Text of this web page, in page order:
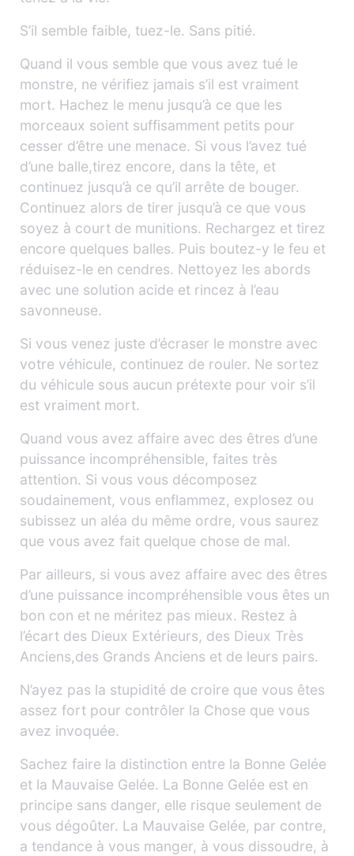
S’il semble faible, tuez-le. Sans pitié.
Quand il vous semble que vous avez tué le
monstre, ne vérifiez jamais s’il est vraiment
mort. Hachez le menu jusqu’à ce que les
morceaux soient suffisamment petits pour
cesser d’être une menace. Si vous l’avez tué
d’une balle,tirez encore, dans la tête, et
continuez jusqu’à ce qu’il arrête de bouger.
Continuez alors de tirer jusqu’à ce que vous
soyez à court de munitions. Rechargez et tirez
encore quelques balles. Puis boutez-y le feu et
réduisez-le en cendres. Nettoyez les abords
avec une solution acide et rincez à l’eau
savonneuse.
Si vous venez juste d’écraser le monstre avec
votre véhicule, continuez de rouler. Ne sortez
du véhicule sous aucun prétexte pour voir s’il
est vraiment mort.
Quand vous avez affaire avec des êtres d’une
puissance incompréhensible, faites très
attention. Si vous vous décomposez
soudainement, vous enflammez, explosez ou
subissez un aléa du même ordre, vous saurez
que vous avez fait quelque chose de mal.
Par ailleurs, si vous avez affaire avec des êtres
d’une puissance incompréhensible vous êtes un
bon con et ne méritez pas mieux. Restez à
l’écart des Dieux Extérieurs, des Dieux Très
Anciens,des Grands Anciens et de leurs pairs.
N’ayez pas la stupidité de croire que vous êtes
assez fort pour contrôler la Chose que vous
avez invoquée.
Sachez faire la distinction entre la Bonne Gelée
et la Mauvaise Gelée. La Bonne Gelée est en
principe sans danger, elle risque seulement de
vous dégoûter. La Mauvaise Gelée, par contre,
a tendance à vous manger, à vous dissoudre, à